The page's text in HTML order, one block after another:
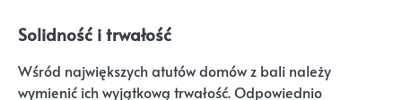
Solidność i trwałość
Wśród największych atutów domów z bali należy
wymienić ich wyjątkową trwałość. Odpowiednio